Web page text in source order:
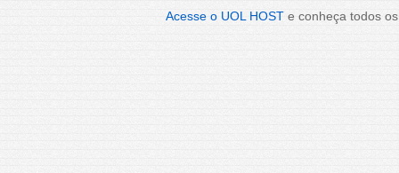
Acesse o UOL HOST e conheça todos